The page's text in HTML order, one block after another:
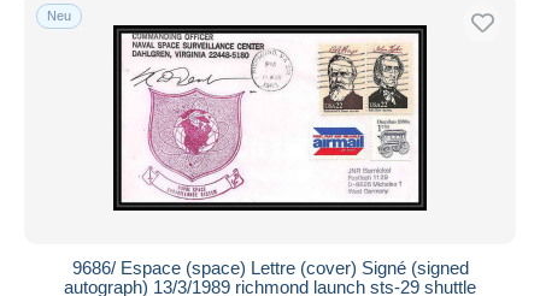
Neu
9686/ Espace (space) Lettre (cover) Signé (signed
autograph) 13/3/1989 richmond launch sts-29 shuttle